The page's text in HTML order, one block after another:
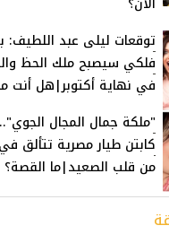
توقعات ليلى عبد اللطيف:
فلكي سيصبح ملك الحظ
في نهاية أكتوبر|هل أنت
"ملكة جمال المجال
كابتن طيار مصرية تتألق
من قلب الصعيد|ما القصة؟